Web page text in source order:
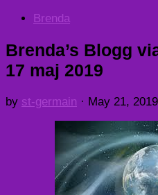
Brenda
Brenda’s Blogg
17 maj 2019
by st-germain · May 21, 2019